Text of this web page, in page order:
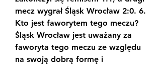
mecz wygrał Śląsk Wrocław 2:0. 6.
Kto jest faworytem tego meczu?
Śląsk Wrocław jest uważany za
faworyta tego meczu ze względu
na swoją dobrą formę i